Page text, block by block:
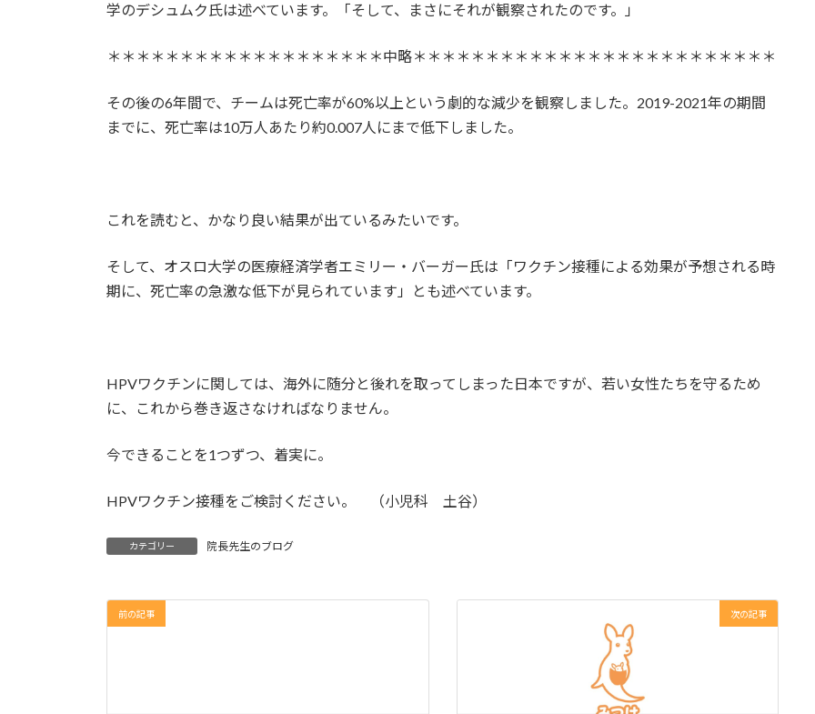
学のデシュムク氏は述べています。「そして、まさにそれが観察されたのです。」
＊＊＊＊＊＊＊＊＊＊＊＊＊＊＊＊＊＊＊中略＊＊＊＊＊＊＊＊＊＊＊＊＊＊＊＊＊＊＊＊＊＊＊＊＊
その後の6年間で、チームは死亡率が60%以上という劇的な減少を観察しました。2019-2021年の期間
までに、死亡率は10万人あたり約0.007人にまで低下しました。
これを読むと、かなり良い結果が出ているみたいです。
そして、オスロ大学の医療経済学者エミリー・バーガー氏は「ワクチン接種による効果が予想される時
期に、死亡率の急激な低下が見られています」とも述べています。
HPVワクチンに関しては、海外に随分と後れを取ってしまった日本ですが、若い女性たちを守るため
に、これから巻き返さなければなりません。
今できることを1つずつ、着実に。
HPVワクチン接種をご検討ください。 （小児科 土谷）
カテゴリー 院長先生のブログ
前の記事 次の記事